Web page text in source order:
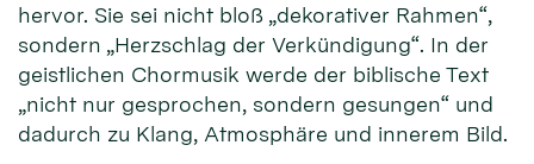
hervor. Sie sei nicht bloß „dekorativer Rahmen“,
sondern „Herzschlag der Verkündigung“. In der
geistlichen Chormusik werde der biblische Text
„nicht nur gesprochen, sondern gesungen“ und
dadurch zu Klang, Atmosphäre und innerem Bild.